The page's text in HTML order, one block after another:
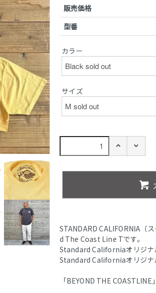
販売価格
型番
カラー
サイズ
STANDARD CALIFORNIA（
d The Coast Line Tです。
Standard Californiaオリジナ
Standard Californiaオリジナ
「BEYOND THE